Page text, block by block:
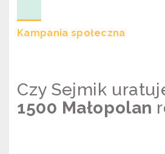
Kampania społeczna
Czy Sejmik
1500 Małopolan